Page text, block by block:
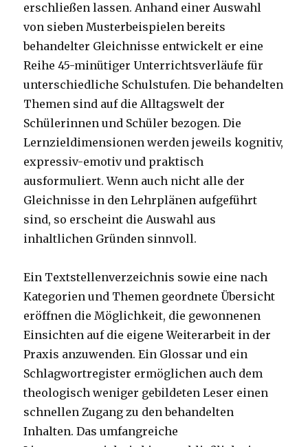
erschließen lassen. Anhand einer Auswahl
von sieben Musterbeispielen bereits
behandelter Gleichnisse entwickelt er eine
Reihe 45-minütiger Unterrichtsverläufe für
unterschiedliche Schulstufen. Die behandelten
Themen sind auf die Alltagswelt der
Schülerinnen und Schüler bezogen. Die
Lernzieldimensionen werden jeweils kognitiv,
expressiv-emotiv und praktisch
ausformuliert. Wenn auch nicht alle der
Gleichnisse in den Lehrplänen aufgeführt
sind, so erscheint die Auswahl aus
inhaltlichen Gründen sinnvoll.
Ein Textstellenverzeichnis sowie eine nach
Kategorien und Themen geordnete Übersicht
eröffnen die Möglichkeit, die gewonnenen
Einsichten auf die eigene Weiterarbeit in der
Praxis anzuwenden. Ein Glossar und ein
Schlagwortregister ermöglichen auch dem
theologisch weniger gebildeten Leser einen
schnellen Zugang zu den behandelten
Inhalten. Das umfangreiche